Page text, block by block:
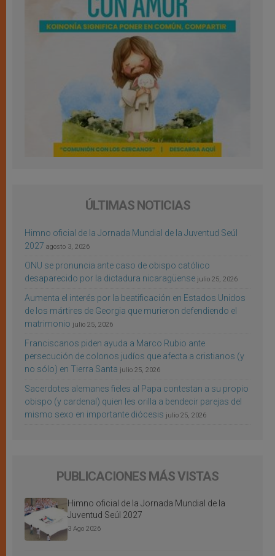
ÚLTIMAS NOTICIAS
Himno oficial de la Jornada Mundial de la Juventud Seúl
2027 agosto 3, 2026
ONU se pronuncia ante caso de obispo católico
desaparecido por la dictadura nicaragüense julio 25, 2026
Aumenta el interés por la beatificación en Estados Unidos
de los mártires de Georgia que murieron defendiendo el
matrimonio julio 25, 2026
Franciscanos piden ayuda a Marco Rubio ante
persecución de colonos judíos que afecta a cristianos (y
no sólo) en Tierra Santa julio 25, 2026
Sacerdotes alemanes fieles al Papa contestan a su propio
obispo (y cardenal) quien les orilla a bendecir parejas del
mismo sexo en importante diócesis julio 25, 2026
PUBLICACIONES MÁS VISTAS
Himno oficial de la Jornada Mundial de la
Juventud Seúl 2027
3 Ago 2026